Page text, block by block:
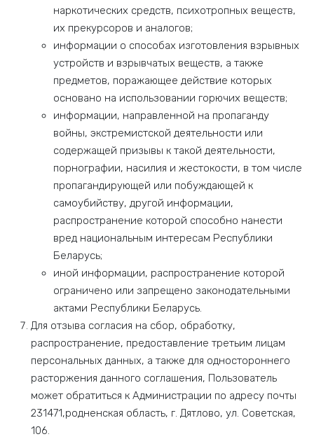
наркотических средств, психотропных веществ,
их прекурсоров и аналогов;
информации о способах изготовления взрывных
устройств и взрывчатых веществ, а также
предметов, поражающее действие которых
основано на использовании горючих веществ;
информации, направленной на пропаганду
войны, экстремистской деятельности или
содержащей призывы к такой деятельности,
порнографии, насилия и жестокости, в том числе
пропагандирующей или побуждающей к
самоубийству, другой информации,
распространение которой способно нанести
вред национальным интересам Республики
Беларусь;
иной информации, распространение которой
ограничено или запрещено законодательными
актами Республики Беларусь.
Для отзыва согласия на сбор, обработку,
распространение, предоставление третьим лицам
персональных данных, а также для одностороннего
расторжения данного соглашения, Пользователь
может обратиться к Администрации по адресу почты
231471,родненская область, г. Дятлово, ул. Советская,
106.